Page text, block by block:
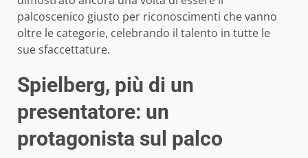
palcoscenico giusto per riconoscimenti che vanno
oltre le categorie, celebrando il talento in tutte le
sue sfaccettature.
Spielberg, più di un
presentatore: un
protagonista sul palco